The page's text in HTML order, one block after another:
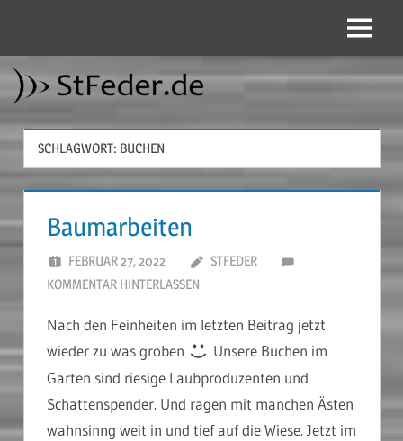
springen
Menü
SCHLAGWORT: BUCHEN
Baumarbeiten
FEBRUAR 27, 2022
STFEDER
KOMMENTAR HINTERLASSEN
Nach den Feinheiten im letzten Beitrag jetzt
wieder zu was groben
Unsere Buchen im
Garten sind riesige Laubproduzenten und
Schattenspender. Und ragen mit manchen Ästen
wahnsinng weit in und tief auf die Wiese. Jetzt im